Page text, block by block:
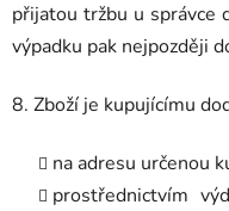
přijatou tržbu u správce
výpadku pak nejpozději
8. Zboží je kupujícímu
na adresu určenou
prostřednictvím